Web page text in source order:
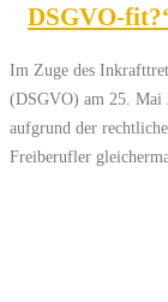
DSGVO-
Im Zuge des
(DSGVO) am 25. Mai
aufgrund der
Freiberufler